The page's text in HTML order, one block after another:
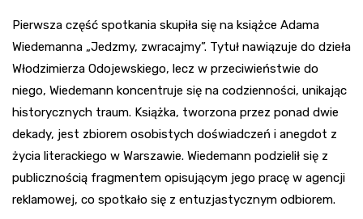
Pierwsza część spotkania skupiła się na książce Adama
Wiedemanna „Jedzmy, zwracajmy”. Tytuł nawiązuje do dzieła
Włodzimierza Odojewskiego, lecz w przeciwieństwie do
niego, Wiedemann koncentruje się na codzienności, unikając
historycznych traum. Książka, tworzona przez ponad dwie
dekady, jest zbiorem osobistych doświadczeń i anegdot z
życia literackiego w Warszawie. Wiedemann podzielił się z
publicznością fragmentem opisującym jego pracę w agencji
reklamowej, co spotkało się z entuzjastycznym odbiorem.